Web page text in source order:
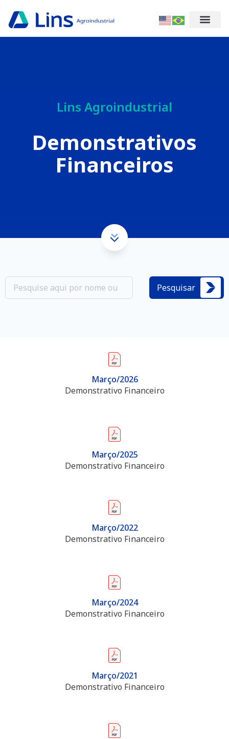
Lins Agroindustrial
Demonstrativos
Financeiros
Pesquisar
Março/2026
Demonstrativo Financeiro
Março/2025
Demonstrativo Financeiro
Março/2022
Demonstrativo Financeiro
Março/2024
Demonstrativo Financeiro
Março/2021
Demonstrativo Financeiro